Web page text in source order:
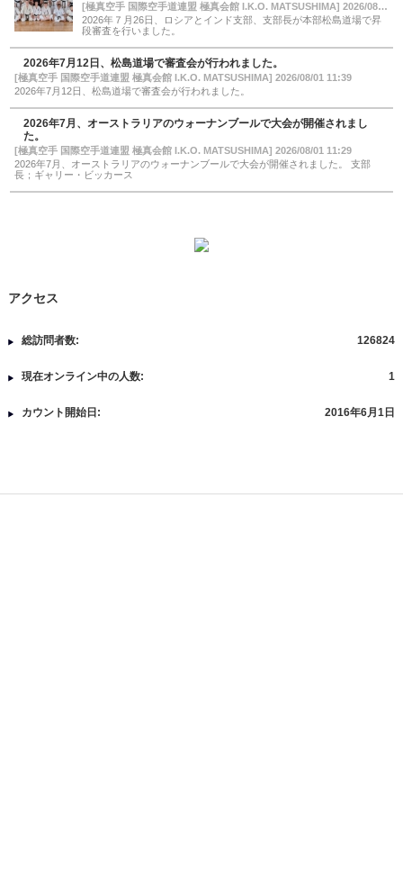
[極真空手 国際空手道連盟 極真会館 I.K.O. MATSUSHIMA] 2026/08/01 12:58
2026年７月26日、ロシアとインド支部、支部長が本部松島道場で昇
段審査を行いました。
2026年7月12日、松島道場で審査会が行われました。
[極真空手 国際空手道連盟 極真会館 I.K.O. MATSUSHIMA] 2026/08/01 11:39
2026年7月12日、松島道場で審査会が行われました。
2026年7月、オーストラリアのウォーナンブールで大会が開催されまし
た。
[極真空手 国際空手道連盟 極真会館 I.K.O. MATSUSHIMA] 2026/08/01 11:29
2026年7月、オーストラリアのウォーナンブールで大会が開催されました。 支部
長；ギャリー・ビッカース
アクセス
126824
総訪問者数:
1
現在オンライン中の人数:
2016年6月1日
カウント開始日: